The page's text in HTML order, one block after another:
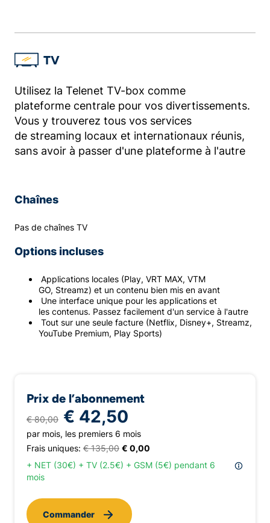
TV
Utilisez la Telenet TV-box comme
plateforme centrale pour vos divertissements.
Vous y trouverez tous vos services
de streaming locaux et internationaux réunis,
sans avoir à passer d'une plateforme à l'autre
Chaînes
Pas de chaînes TV
Options incluses
Applications locales (Play, VRT MAX, VTM
GO, Streamz) et un contenu bien mis en avant
Une interface unique pour les applications et
les contenus. Passez facilement d'un service à l'autre
Tout sur une seule facture (Netflix, Disney+, Streamz,
YouTube Premium, Play Sports)
Prix de l’abonnement
€ 80,00 € 42,50
par mois, les premiers 6 mois
Frais uniques: € 135,00 € 0,00
+ NET (30€) + TV (2.5€) + GSM (5€) pendant 6
mois
Commander